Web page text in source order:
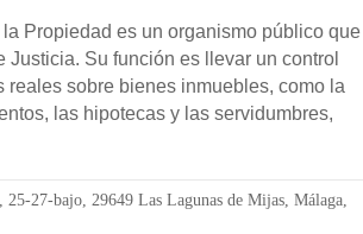
Propiedad es un organismo público que
Su función es llevar un control
reales sobre bienes inmuebles, como la
las hipotecas y las servidumbres,
27-bajo, 29649 Las Lagunas de Mijas, Málaga,